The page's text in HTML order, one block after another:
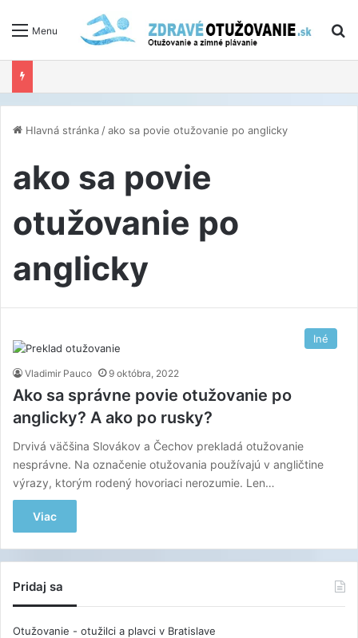
Menu
Hlavná stránka /ako sa povie otužovanie po anglicky
ako sa povie
otužovanie po
anglicky
Iné
Vladimir Pauco 9 októbra, 2022
Ako sa správne povie otužovanie po
anglicky? A ako po rusky?
Drvivá väčšina Slovákov a Čechov prekladá otužovanie
nesprávne. Na označenie otužovania používajú v angličtine
výrazy, ktorým rodený hovoriaci nerozumie. Len…
Viac
Pridaj sa
Otužovanie - otužilci a plavci v Bratislave